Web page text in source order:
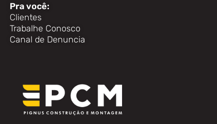
Pra você:
Clientes
Trabalhe Conosco
Canal de Denuncia